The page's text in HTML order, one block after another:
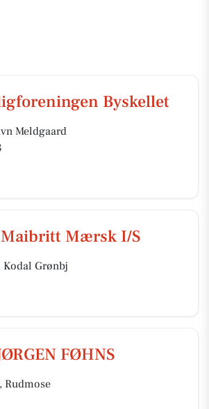
Byskellet
Meldgaard
Mærsk I/S
Kodal Grønbj
FØHNS
Rudmose